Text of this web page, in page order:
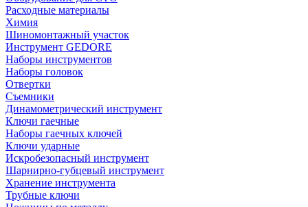
Расходные материалы
Химия
Шиномонтажный участок
Инструмент GEDORE
Наборы инструментов
Наборы головок
Отвертки
Съемники
Динамометрический инструмент
Ключи гаечные
Наборы гаечных ключей
Ключи ударные
Искробезопасный инструмент
Шарнирно-губцевый инструмент
Хранение инструмента
Трубные ключи